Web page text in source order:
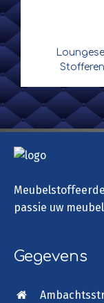
Stofferen
passie uw
Gegevens